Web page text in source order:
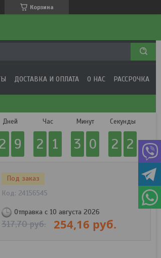
Корзина
ДОСТАВКА И ОПЛАТА О НАС РАССРОЧКА
Дней
2 9
Час
2 1
Минут
3 0
Секунда
2 1
Под заказ
Код: 24156545
Отправка с 10 августа 2026
317,70руб. 254,16 руб.